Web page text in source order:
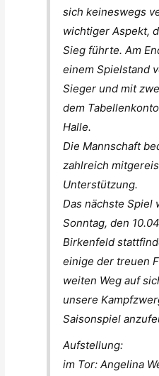
sich keineswegs
wichtiger Aspekt,
Sieg führte. Am
einem Spielstand
Sieger und mit
dem
Halle.
Die Mannschaft
zahlreich
Unterstützung.
Das nächste Spiel
Sonntag, den
Birkenfeld
einige der treuen
weiten Weg auf
unsere
Saisonspiel
Aufstellung:
im Tor: Angelina